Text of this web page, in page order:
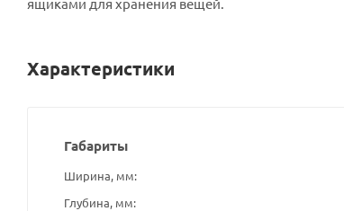
Характеристики
Габариты
Ширина, мм
Глубина, мм